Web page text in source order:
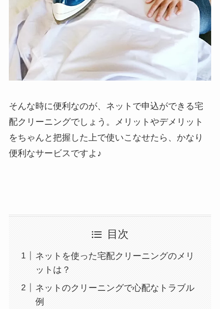
そんな時に便利なのが、ネットで申込ができる宅
配クリーニングでしょう。メリットやデメリット
をちゃんと把握した上で使いこなせたら、かなり
便利なサービスですよ♪
目次
ネットを使った宅配クリーニングのメリ
ットは？
ネットのクリーニングで心配なトラブル
例